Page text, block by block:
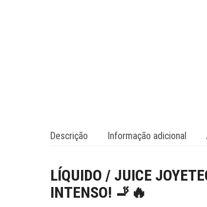
Descrição Informação adicional
LÍQUIDO / JUICE
INTENSO! 🚬🔥